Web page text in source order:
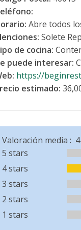
Abre todos
Solete
de cocina:
puede interesar:
https://
estimado:
Valoración media :
5 stars
4 stars
3 stars
2 stars
1 stars
4